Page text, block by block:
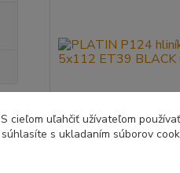
S cieľom uľahčiť užívateľom
súhlasíte s ukladaním súborov